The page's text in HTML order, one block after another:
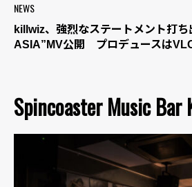
NEWS
killwiz、強烈なステートメント打ち
ASIA”MV公開 プロデュースは
Spincoaster Music Bar